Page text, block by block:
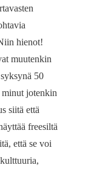
hienot!
muutenkin
50
minut jotenkin
siitä että
freesiltä
että se voi